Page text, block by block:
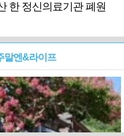
한 정신의료기관 폐원
말엔&라이프